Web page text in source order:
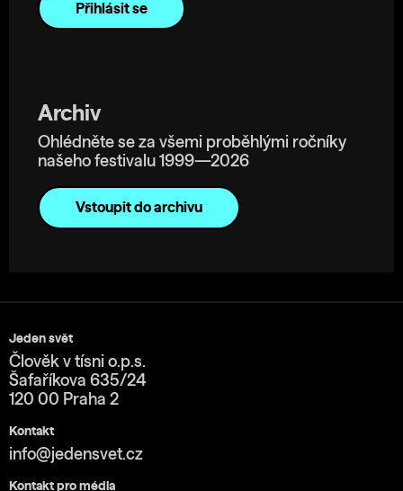
Archiv
Ohlédněte se za všemi proběhlými ročníky
našeho festivalu 1999—2026
Vstoupit do archivu
Jeden svět
Člověk v tísni o.p.s.
Šafaříkova 635/24
120 00 Praha 2
Kontakt
info@jedensvet.cz
Kontakt pro média